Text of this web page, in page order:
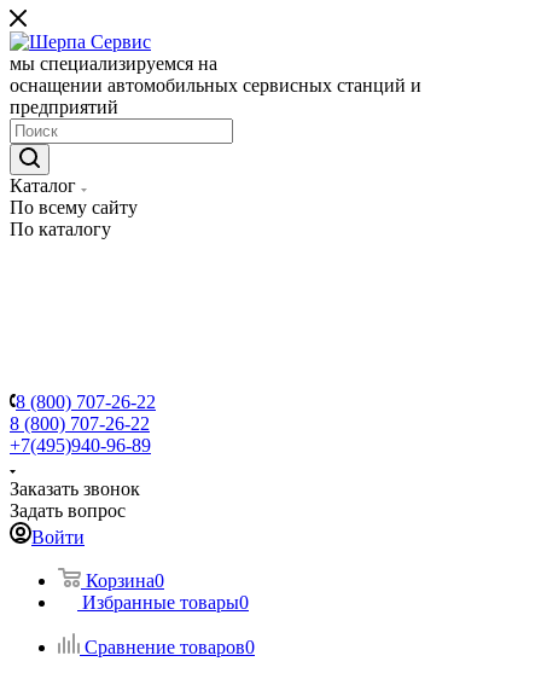
мы специализируемся на
оснащении автомобильных сервисных станций и
предприятий
Каталог
По всему сайту
По каталогу
8 (800) 707-26-22
8 (800) 707-26-22
+7(495)940-96-89
Заказать звонок
Задать вопрос
Войти
Корзина0
Избранные товары0
Сравнение товаров0